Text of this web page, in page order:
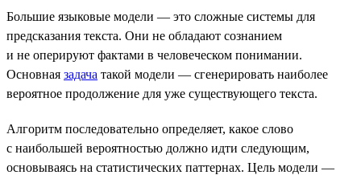
Большие языковые модели — это сложные системы для
предсказания текста. Они не обладают сознанием
и не оперируют фактами в человеческом понимании.
Основная задача такой модели — сгенерировать наиболее
вероятное продолжение для уже существующего текста.
Алгоритм последовательно определяет, какое слово
с наибольшей вероятностью должно идти следующим,
основываясь на статистических паттернах. Цель модели —